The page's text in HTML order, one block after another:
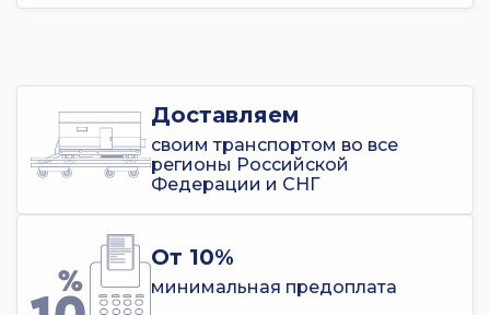
Доставляем
своим транспортом во все
регионы Российской
Федерации и СНГ
От 10%
минимальная предоплата